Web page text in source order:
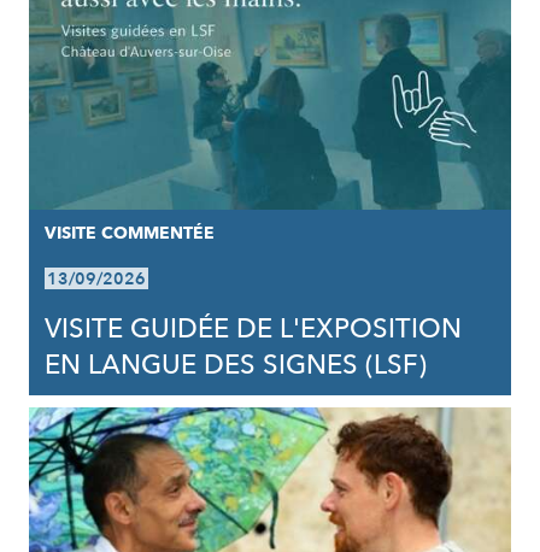
VISITE COMMENTÉE
13/09/2026
VISITE GUIDÉE DE L'EXPOSITION
EN LANGUE DES SIGNES (LSF)